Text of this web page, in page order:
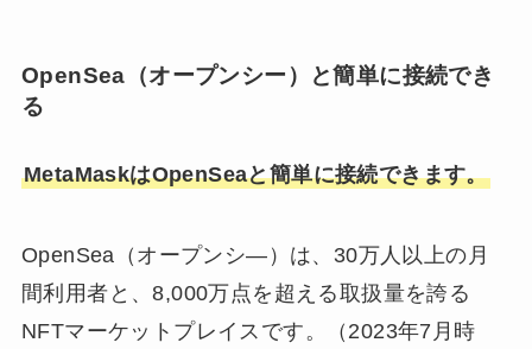
OpenSea（オープンシー）と簡単に接続でき
る
MetaMaskはOpenSeaと簡単に接続できます。
OpenSea（オープンシ―）は、30万人以上の月
間利用者と、8,000万点を超える取扱量を誇る
NFTマーケットプレイスです。（2023年7月時